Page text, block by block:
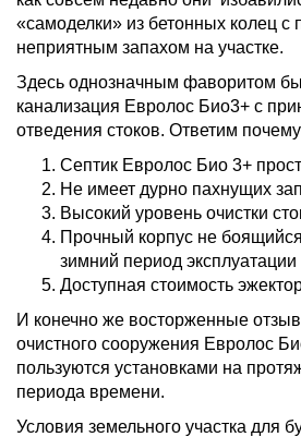
«самоделки» из бетонных колец с
неприятным запахом на участке.
Здесь однозначным фаворитом
канализация Евролос Био3+ с
отведения стоков. Ответим
Септик Евролос Био 3+
Не имеет дурно пахнущих
Высокий уровень очистки
Прочный корпус не
зимний период эксплуатации
Доступная стоимость
И конечно же восторженные
очистного сооружения Евролос
пользуются установками на
периода времени.
Условия земельного участка для